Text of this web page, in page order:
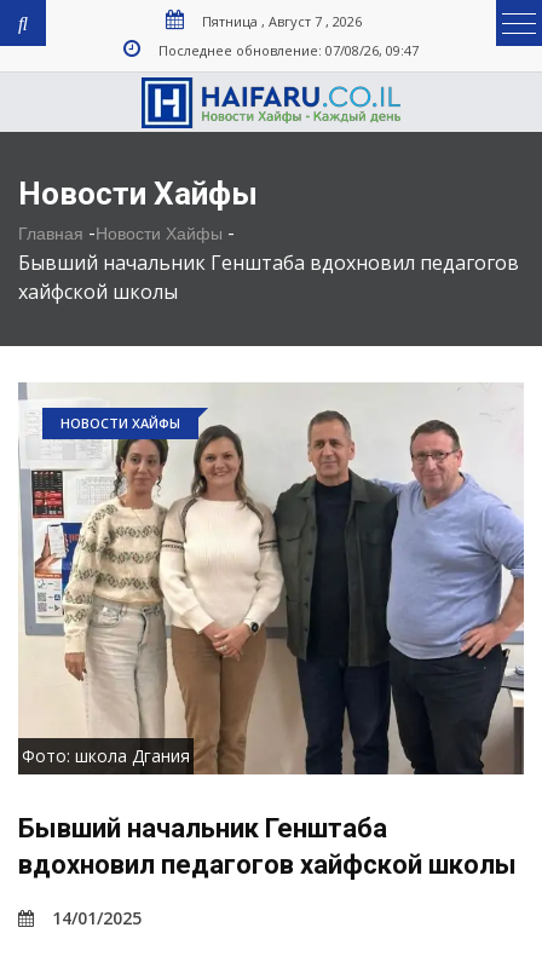
Пятница , Август 7 , 2026
Последнее обновление: 07/08/26, 09:47
Новости Хайфы
Главная -Новости Хайфы -
Бывший начальник Генштаба вдохновил педагогов
хайфской школы
НОВОСТИ ХАЙФЫ
Фото: школа Дгания
Бывший начальник Генштаба
вдохновил педагогов хайфской школы
14/01/2025